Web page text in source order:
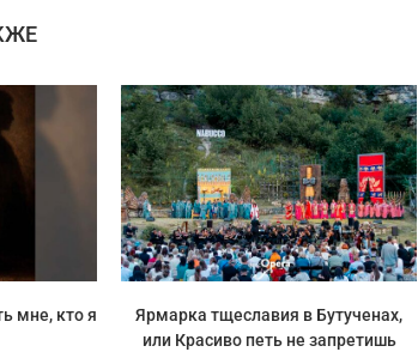
мне, кто я
Ярмарка тщеславия в Бутученах,
или Красиво петь не запретишь